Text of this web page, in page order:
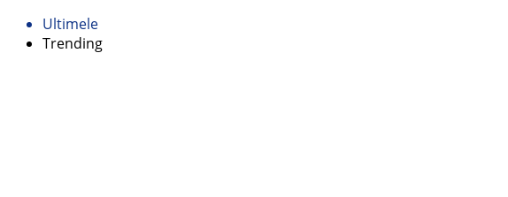
Ultimele
Trending